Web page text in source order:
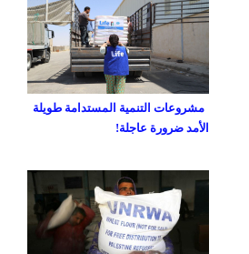
مشروعات التنمية المستدامة طويلة
الأمد ضرورة عاجلة!